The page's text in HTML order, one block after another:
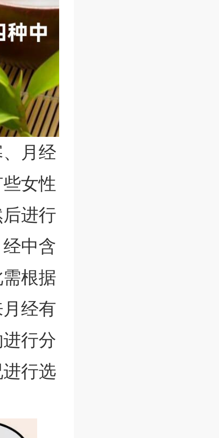
月经
女性
进行
中含
根据
经有
行分
行选